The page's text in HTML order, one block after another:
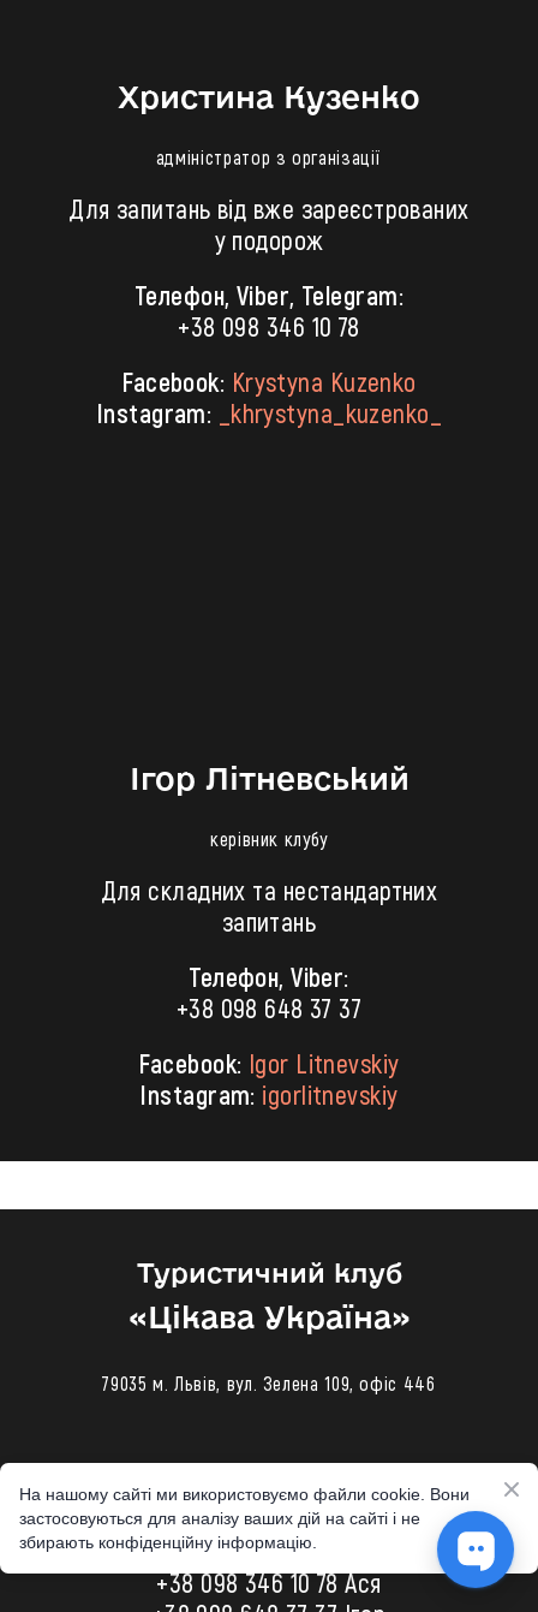
Христина Кузенко
адміністратор з організації
Для запитань від вже зареєстрованих
у подорож
Телефон, Viber, Telegram:
+38 098 346 10 78
Facebook: Krystyna Kuzenko
Instagram:
_khrystyna_kuzenko_
Ігор Літневський
керівник клубу
Для складних та нестандартних
запитань
Телефон, Viber:
+38 098 648 37 37
Facebook: Igor Litnevskiy
Instagram: igorlitnevskiy
Туристичний клуб
«‎Цікава Україна»
79035 м. Львів, вул. Зелена 109, офіс 446
Телефони
+38 098 648 3 777 Іра
+38 098 346 10 78Ася
На нашому сайті ми використовуємо файли cookie. Вони
застосовуються для аналізу ваших дій на сайті і не
збирають конфіденційну інформацію.